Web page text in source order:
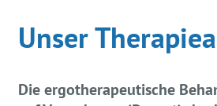
Unser
Die ergotherapeutische